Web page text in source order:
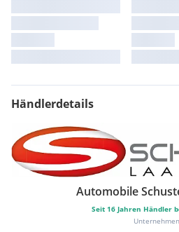
Händlerdetails
Automobile
Seit 16 Jahren Händler
Unternehmen